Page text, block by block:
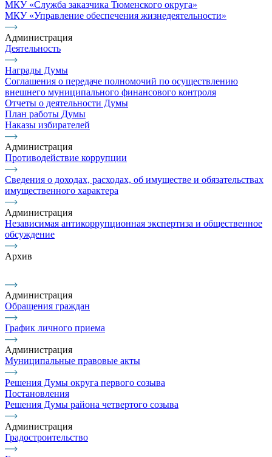
МКУ «Служба заказчика Тюменского округа»
МКУ «Управление обеспечения жизнедеятельности»
Администрация
Деятельность
Награды Думы
Соглашения о передаче полномочий по осуществлению
внешнего муниципального финансового контроля
Отчеты о деятельности Думы
План работы Думы
Наказы избирателей
Администрация
Противодействие коррупции
Сведения о доходах, расходах, об имуществе и обязательствах
имущественного характера
Администрация
Независимая антикоррупционная экспертиза и общественное
обсуждение
Архив
Администрация
Обращения граждан
График личного приема
Администрация
Муниципальные правовые акты
Решения Думы округа первого созыва
Постановления
Решения Думы района четвертого созыва
Администрация
Градостроительство